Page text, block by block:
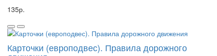
135р.
Карточки (европодвес). Правила дорожного